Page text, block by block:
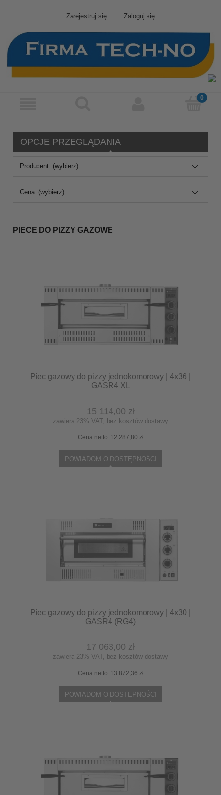
Zarejestruj się Zaloguj się
OPCJE PRZEGLĄDANIA
Producent: (wybierz)
Cena: (wybierz)
PIECE DO PIZZY GAZOWE
Piec gazowy do pizzy jednokomorowy | 4x36 |
GASR4 XL
15 114,00 zł
zawiera 23% VAT, bez kosztów dostawy
Cena netto: 12 287,80 zł
POWIADOM O DOSTĘPNOŚCI
Piec gazowy do pizzy jednokomorowy | 4x30 |
GASR4 (RG4)
17 063,00 zł
zawiera 23% VAT, bez kosztów dostawy
Cena netto: 13 872,36 zł
POWIADOM O DOSTĘPNOŚCI